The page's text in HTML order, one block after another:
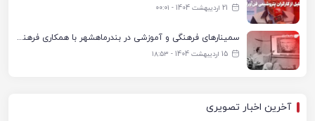
21 اردیبهشت 1404 - ۰۰:۰۱
سمینارهای فرهنگی و آموزشی در بندرماهشهر با همکاری فرهنگ‌سرای پتروشیمی مارون
15 اردیبهشت 1404 - ۱۸:۵۳
آخرین اخبار تصویری